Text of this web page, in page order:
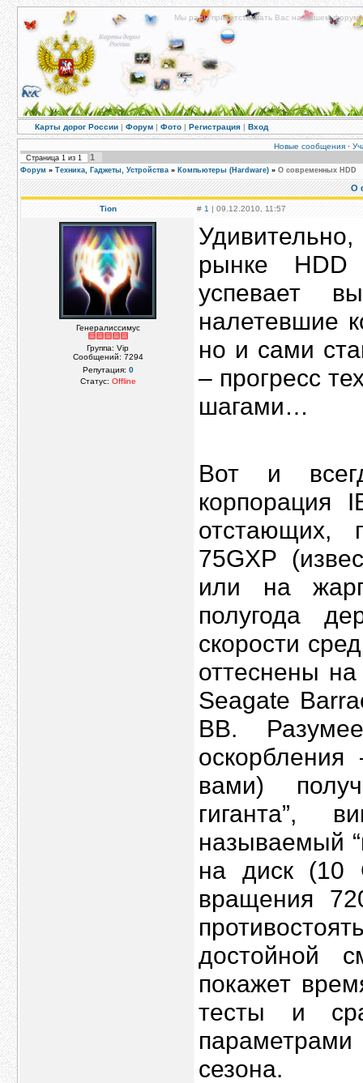
Мы рады приветствовать Вас на нашем
Карты дорог России | Форум | Фото | Регистрация | Вход
Новые сообщения·
Страница 1 из 1 1
Форум » Техника, Гаджеты, Устройства » Компьютеры (Hardware) » О современных HDD
О
Tion # 1 | 09.12.2010, 11:57
Генералиссимус
Группа: Vip
Сообщений: 7294
Репутация: 0
Статус: Offline
рынке HDD
успевает
налетевшие
но и сами
– прогресс
шагами…
Вот и
корпорация
отстающих,
75GXP
или на
полугода
скорости
оттеснены
Seagate
BB.
вами)
гиганта”,
называемый
на диск (10
вращения
достойной
покажет
тесты и
сезона.